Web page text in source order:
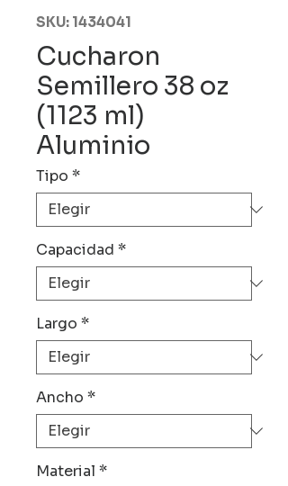
SKU: 1434041
Cucharon
Semillero 38 oz
(1123 ml)
Aluminio
Tipo *
Capacidad *
Largo *
Ancho *
Material *